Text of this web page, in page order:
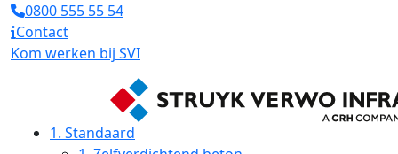
0800 555 55 54
Contact
Kom werken bij SVI
1. Standaard